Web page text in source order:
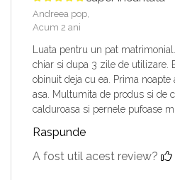
Andreea pop,
Acum 2 ani
Luata pentru un pat
chiar si dupa 3 zile de utilizare.
obinuit deja cu ea. Prima
asa. Multumita de produs si de
calduroasa si pernele pufoase
Raspunde
A fost util acest review?